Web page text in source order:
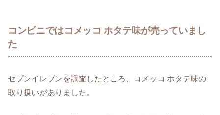
コンビニではコメッコ ホタテ味が売っていまし
た
セブンイレブンを調査したところ、コメッコ ホタテ味の
取り扱いがありました。